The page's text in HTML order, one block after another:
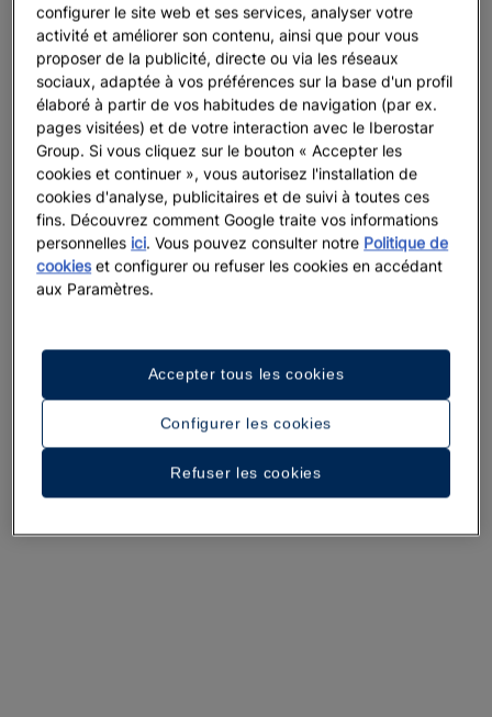
configurer le site web et ses services, analyser votre
activité et améliorer son contenu, ainsi que pour vous
proposer de la publicité, directe ou via les réseaux
sociaux, adaptée à vos préférences sur la base d'un profil
élaboré à partir de vos habitudes de navigation (par ex.
pages visitées) et de votre interaction avec le Iberostar
Group. Si vous cliquez sur le bouton « Accepter les
cookies et continuer », vous autorisez l'installation de
cookies d'analyse, publicitaires et de suivi à toutes ces
fins. Découvrez comment Google traite vos informations
personnelles ici. Vous pouvez consulter notre Politique de
cookies et configurer ou refuser les cookies en accédant
aux Paramètres.
Configurer les cookies
Refuser les cookies
Accepter tous les cookies